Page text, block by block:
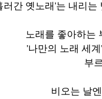
러간 옛노래'는 내리는
노래를 좋아하는
'나만의 노래 세
부
비오는 날